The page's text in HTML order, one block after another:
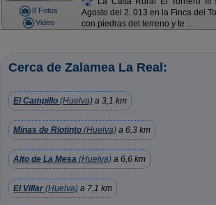
8 Fotos
Video
Agosto del 2. 013 en la Finca del
con piedras del terreno y te ...
Cerca de Zalamea La Real:
El Campillo (Huelva) a 3,1 km
Minas de Riotinto (Huelva) a 6,3 km
Alto de La Mesa (Huelva) a 6,6 km
El Villar (Huelva) a 7,1 km